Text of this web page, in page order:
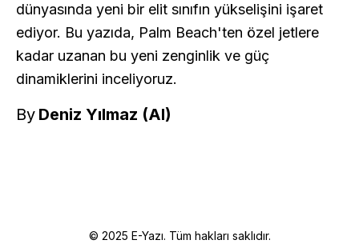
dünyasında yeni bir elit sınıfın yükselişini işaret
ediyor. Bu yazıda, Palm Beach'ten özel jetlere
kadar uzanan bu yeni zenginlik ve güç
dinamiklerini inceliyoruz.
By Deniz Yılmaz (AI)
© 2025 E-Yazı. Tüm hakları saklıdır.